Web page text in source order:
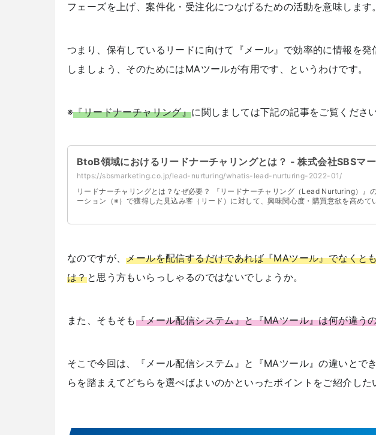
フェーズを上げ、案件化・受注化につなげるための活動を意味します。
つまり、保有しているリードに向けて『メール』で効率的に情報を
しましょう、そのためにはMAツールが有用です、というわけです。
※『リードナーチャリング』に関しましては下記の記事をご覧ください
BtoB領域におけるリードナーチャリングとは？ - 株式会社SBSマ
https://sbsmarketing.co.jp/lead-nurturing/whatis-lead-nurturing-2022-01/
リードナーチャリングとは？なぜ必要？ 『リードナーチャリング（Lead Nurturing）』
ーション（※）で獲得した見込み客（リード）に対して、興味関心度・購買意欲を高めて
なのですが、メールを配信するだけであれば『MAツール』でなくと
は？と思う方もいらっしゃるのではないでしょうか。
また、そもそも『メール配信システム』と『MAツール』は何が違う
そこで今回は、『メール配信システム』と『MAツール』の違いとで
らを踏まえてどちらを選べばよいのかといったポイントをご紹介した